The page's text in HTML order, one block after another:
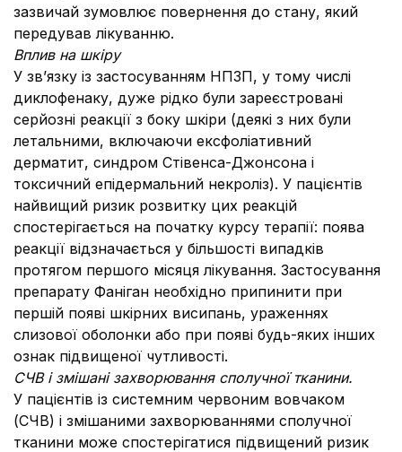
зазвичай зумовлює повернення до стану, який
передував лікуванню.
Вплив на шкіру
У зв’язку із застосуванням НПЗП, у тому числі
диклофенаку, дуже рідко були зареєстровані
серйозні реакції з боку шкіри (деякі з них були
летальними, включаючи ексфоліативний
дерматит, синдром Стівенса-Джонсона і
токсичний епідермальний некроліз). У пацієнтів
найвищий ризик розвитку цих реакцій
спостерігається на початку курсу терапії: поява
реакції відзначається у більшості випадків
протягом першого місяця лікування. Застосування
препарату Фаніган необхідно припинити при
першій появі шкірних висипань, ураженнях
слизової оболонки або при появі будь-яких інших
ознак підвищеної чутливості.
СЧВ і змішані захворювання сполучної тканини.
У пацієнтів із системним червоним вовчаком
(СЧВ) і змішаними захворюваннями сполучної
тканини може спостерігатися підвищений ризик